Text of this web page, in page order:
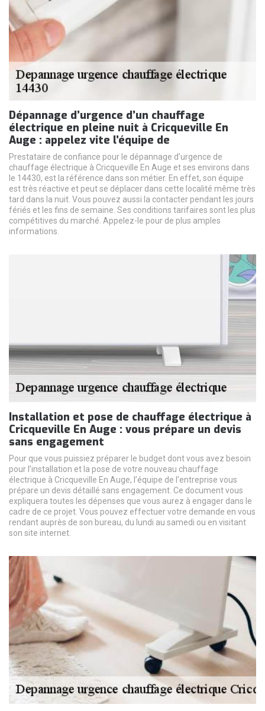
Dépannage d’urgence d’un chauffage
électrique en pleine nuit à Cricqueville En
Auge : appelez vite l’équipe de
Prestataire de confiance pour le dépannage d’urgence de
chauffage électrique à Cricqueville En Auge et ses environs dans
le 14430, est la référence dans son métier. En effet, son équipe
est très réactive et peut se déplacer dans cette localité même très
tard dans la nuit. Vous pouvez aussi la contacter pendant les jours
fériés et les fins de semaine. Ses conditions tarifaires sont les plus
compétitives du marché. Appelez-le pour de plus amples
informations.
Installation et pose de chauffage électrique à
Cricqueville En Auge : vous prépare un devis
sans engagement
Pour que vous puissiez préparer le budget dont vous avez besoin
pour l’installation et la pose de votre nouveau chauffage
électrique à Cricqueville En Auge, l’équipe de l’entreprise vous
prépare un devis détaillé sans engagement. Ce document vous
expliquera toutes les dépenses que vous aurez à engager dans le
cadre de ce projet. Vous pouvez effectuer votre demande en vous
rendant auprès de son bureau, du lundi au samedi ou en visitant
son site internet.